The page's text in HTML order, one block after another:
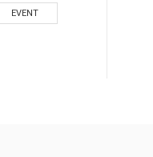
EVENT